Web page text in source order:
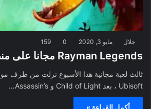
جلال مايو 3, 2020 0
159
Rayman Legends مجانا على منصة Uplay
ثالث لعبة مجانية هذا الأسبوع نزلت من طرف
Ubisoft ، بعد Child of Light و Assassin’s…